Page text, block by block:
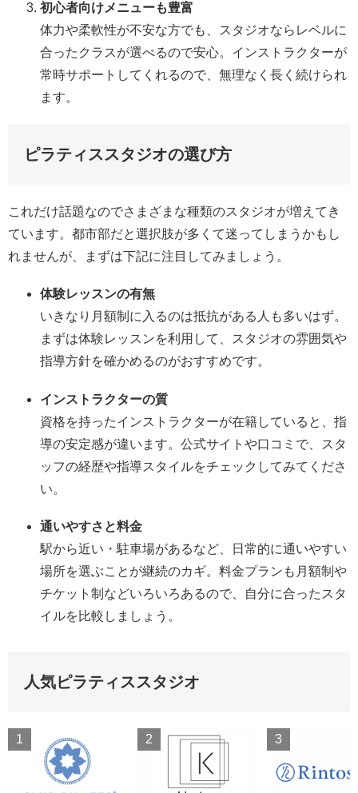
初心者向けメニューも豊富
体力や柔軟性が不安な方でも、スタジオならレベルに
合ったクラスが選べるので安心。インストラクターが
常時サポートしてくれるので、無理なく長く続けられ
ます。
ピラティススタジオの選び方
これだけ話題なのでさまざまな種類のスタジオが増えてき
ています。都市部だと選択肢が多くて迷ってしまうかもし
れませんが、まずは下記に注目してみましょう。
体験レッスンの有無
いきなり月額制に入るのは抵抗がある人も多いはず。
まずは体験レッスンを利用して、スタジオの雰囲気や
指導方針を確かめるのがおすすめです。
インストラクターの質
資格を持ったインストラクターが在籍していると、指
導の安定感が違います。公式サイトや口コミで、スタ
ッフの経歴や指導スタイルをチェックしてみてくださ
い。
通いやすさと料金
駅から近い・駐車場があるなど、日常的に通いやすい
場所を選ぶことが継続のカギ。料金プランも月額制や
チケット制などいろいろあるので、自分に合ったスタ
イルを比較しましょう。
人気ピラティススタジオ
1 2 3